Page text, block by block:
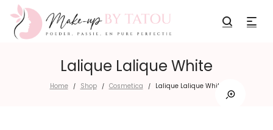
Lalique Lalique White
Home / Shop / Cosmetica / Lalique Lalique White